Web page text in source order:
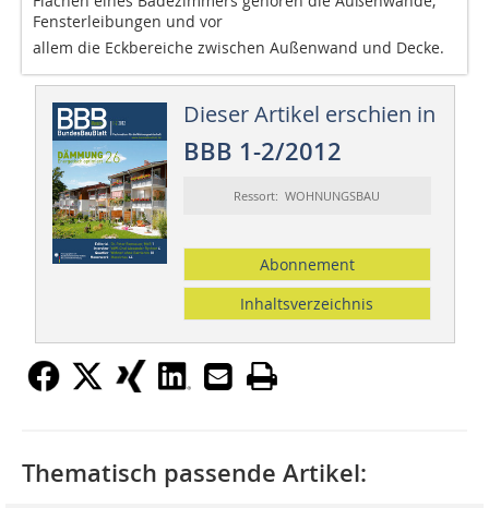
Fensterleibungen und vor
allem die Eckbereiche zwischen Außenwand und Decke.
Dieser Artikel erschien in
BBB 1-2/2012
Ressort: WOHNUNGSBAU
Abonnement
Inhaltsverzeichnis
Thematisch passende Artikel: